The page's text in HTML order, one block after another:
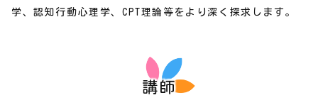
学、認知行動心理学、CPT理論等をより深く探求します。
講師